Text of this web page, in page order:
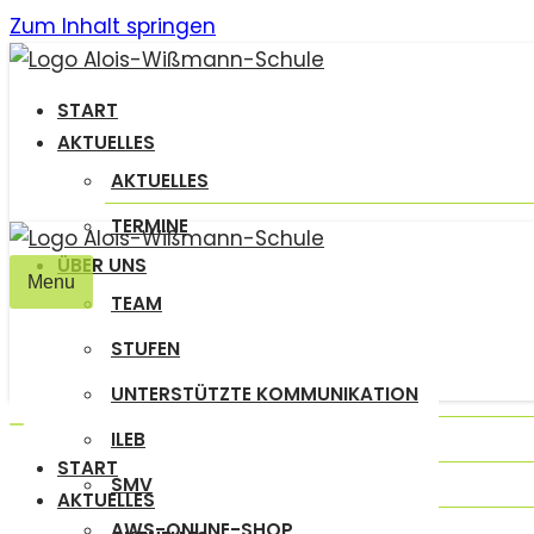
Zum Inhalt springen
START
AKTUELLES
AKTUELLES
TERMINE
ÜBER UNS
TEAM
STUFEN
UNTERSTÜTZTE KOMMUNIKATION
ILEB
SMV
Menu
Navigation
umschalten
Navigation
umschalten
START
AKTUELLES